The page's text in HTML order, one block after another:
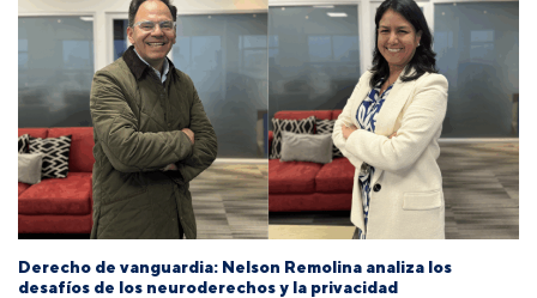
Derecho de vanguardia: Nelson Remolina analiza los
desafíos de los neuroderechos y la privacidad